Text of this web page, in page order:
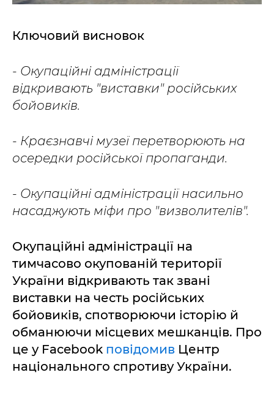
Ключовий висновок
- Окупаційні адміністрації
відкривають "виставки" російських
бойовиків.
- Краєзнавчі музеї перетворюють на
осередки російської пропаганди.
- Окупаційні адміністрації насильно
насаджують міфи про "визволителів".
Окупаційні адміністрації на
тимчасово окупованій території
України відкривають так звані
виставки на честь російських
бойовиків, спотворюючи історію й
обманюючи місцевих мешканців. Про
це у Facebook повідомив Центр
національного спротиву України.